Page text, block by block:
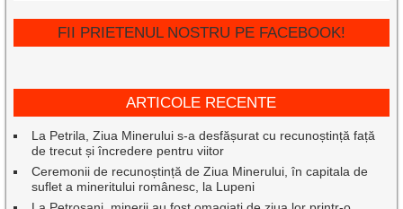
FII PRIETENUL NOSTRU PE FACEBOOK!
ARTICOLE RECENTE
La Petrila, Ziua Minerului s-a desfășurat cu recunoștință față
de trecut și încredere pentru viitor
Ceremonii de recunoștință de Ziua Minerului, în capitala de
suflet a mineritului românesc, la Lupeni